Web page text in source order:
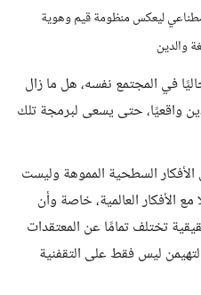
ليعكس منظومة قيم وهوية
والدين
في المجتمع نفسه، هل ما زال
واقعيًا، حتى يسعى لبرمجة تلك
السطحية المموهة وليست
مع الأفكار العالمية، خاصة وأن
تختلف تمامًا عن المعتقدات
ليس فقط على التقفنية